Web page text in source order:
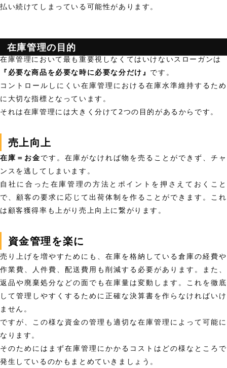
払い続けてしまっている可能性があります。
在庫管理の目的
在庫管理において最も重要視しなくてはいけないスローガンは
『必要な商品を必要な時に必要な分だけ 』 です。
コントロールしにくい在庫管理における在庫水準維持するため
に大切な指標となっています。
それは在庫管理には大きく分けて2つの目的があるからです。
売上向上
在庫＝お金です。在庫がなければ物を売ることができず、チャ
ンスを逃してしまいます。
自社に合った在庫管理の方法とポイントを押さえておくこと
で、顧客の要求に応じて出荷体制を作ることができます。これ
は顧客獲得率も上がり売上向上に繋がります。
資金管理を楽に
売り上げを増やすためにも、在庫を格納している倉庫の経費や
作業費、人件費、配送費用も削減する必要があります。また、
返品や廃棄処分などの面でも在庫量は変動します。これを徹底
して管理しやすくするために正確な決算書を作らなければいけ
ません。
ですが、この様な資金の管理も適切な在庫管理によって可能に
なります。
そのためにはまず在庫管理にかかるコストはどの様なところで
発生しているのかもまとめていきましょう。